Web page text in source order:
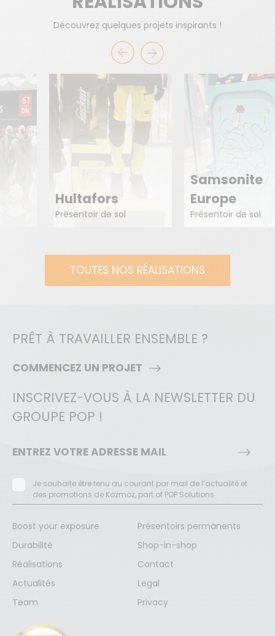
Découvrez quelques projets inspirants !
Présentoir de sol
The Cookware
Company
Présentoir de sol
TOUTES NOS RÉALISATIONS
PRÊT À TRAVAILLER ENSEMBLE ?
COMMENCEZ UN PROJET
INSCRIVEZ-VOUS À LA NEWSLETTER DU
GROUPE POP !
Je souhaite être tenu au courant par mail de l’actualité et
des promotions de Kozmoz, part of POP Solutions
Boost your exposure
Durabilité
Présentoirs permanents
Shop-in-shop
Réalisations
Actualités
Team
Contact
Legal
Privacy